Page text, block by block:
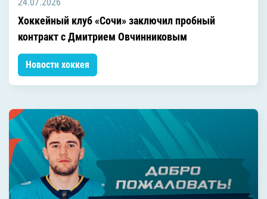
Хоккейный клуб «Сочи» заключил пробный
контракт с Дмитрием Овчинниковым
Новости хоккея